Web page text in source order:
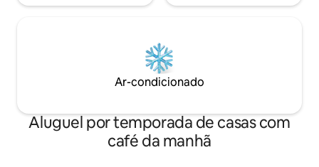
Ar-condicionado
Aluguel por temporada de casas com
café da manhã